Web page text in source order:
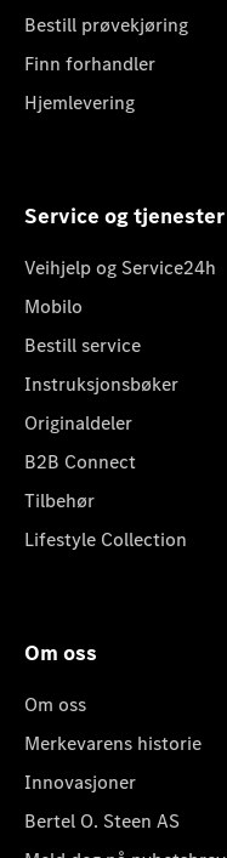
Bestill prøvekjøring
Finn forhandler
Hjemlevering
Service og tjenester
Veihjelp og Service24h
Mobilo
Bestill service
Instruksjonsbøker
Originaldeler
B2B Connect
Tilbehør
Lifestyle Collection
Om oss
Om oss
Merkevarens historie
Innovasjoner
Bertel O. Steen AS